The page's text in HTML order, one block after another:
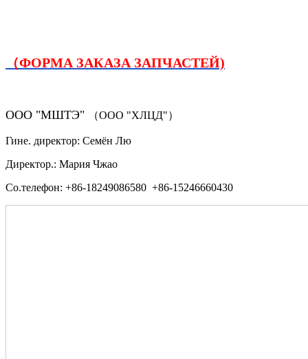
（ФОРМА ЗАКАЗА ЗАПЧАСТЕЙ)
ООО "МШТЭ" （ООО "ХЛЦД"）
Гине. директор: Семён Лю
Директор.: Мария Чжао
Со.телефон: +86-18249086580 +86-15246660430